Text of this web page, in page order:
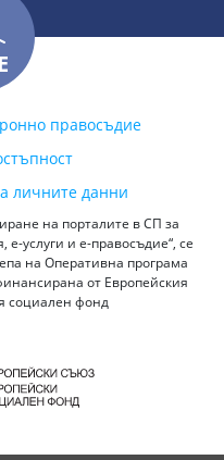
правосъдие
личните данни
на порталите в СП за
услуги и е-правосъдие“, се
на Оперативна програма
от Европейския
социален фонд